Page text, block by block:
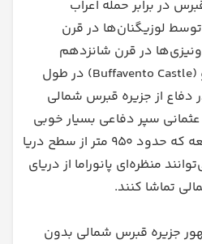
در برابر حمله اعراب
لوزیگنان‌ها در قرن
در قرن شانزدهم
بازسازی شد. قلعه بوفانتو (Buffavento Castle) در طول
از جزیره قبرس شمالی
عثمانی سپر دفاعی بسیار خوبی
بوده است. از بالای این قلعه که حدود ۹۵۰ متر از سطح دریا
منظره‌ای پانوراما از دریای
تماشا کنند.
جزیره قبرس شمالی بدون